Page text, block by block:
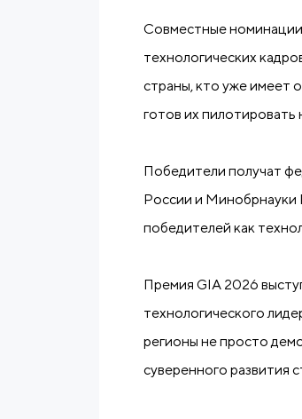
Совместные
технологических
страны, кто уже имеет
готов их пилотировать
Победители получат
России и Минобрнауки
победителей как
Премия GIA 2026
технологического
регионы не просто
суверенного развития